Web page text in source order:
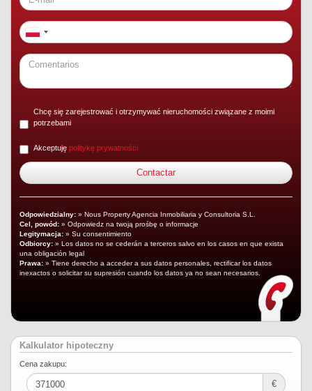
Chcę się zarejestrować i otrzymywać nieruchomości związane z moimi
potrzebami
Akceptuję politykę prywatności
Odpowiedzialny: » Nous Property Agencia Inmobiliaria y Consultoria S.L.
Cel, powód: » Odpowiedz na twoją prośbę o informacje
Legitymacja: » Su consentimiento
Odbiorcy: » Los datos no se cederán a terceros salvo en los casos en que exista
una obligación legal
Prawa: » Tiene derecho a acceder a sus datos personales, rectificar los datos
inexactos o solicitar su supresión cuando los datos ya no sean necesarios.
Kalkulator hipoteczny
Cena zakupu:
€